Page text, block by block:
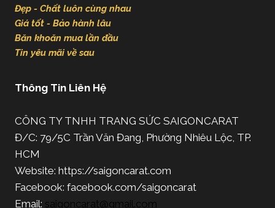
Đẹp - Chất luôn cùng nhau
Giá tốt - Bảo hành lâu
Băn khoăn mua lần đầu
Tin yêu mãi về sau
Thông Tin Liên Hệ
CÔNG TY TNHH TRANG SỨC SAIGONCARAT
Đ/C: 79/5C Trần Văn Đang, Phường Nhiêu Lộc, TP.
HCM
Website: https://saigoncarat.com
Facebook: facebook.com/saigoncarat
Email: saigoncarat@gmail.com